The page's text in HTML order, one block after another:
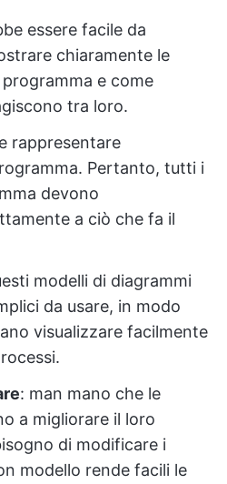
essere facile da
chiaramente le
e come
tra loro.
rappresentare
Pertanto, tutti i
devono
a ciò che fa il
modelli di diagrammi
da usare, in modo
visualizzare facilmente
: man mano che le
a migliorare il loro
di modificare i
modello rende facili le